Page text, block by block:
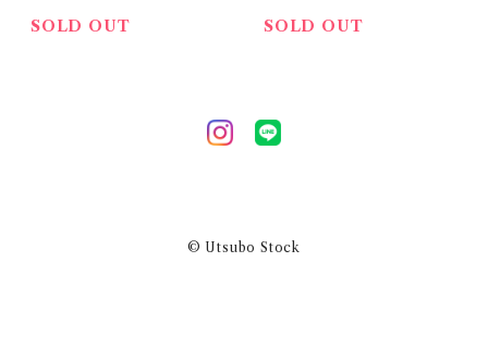
SOLD OUT
SOLD OUT
© Utsubo Stock